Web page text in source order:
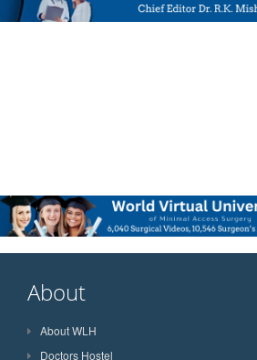
About
About WLH
Doctors Hostel